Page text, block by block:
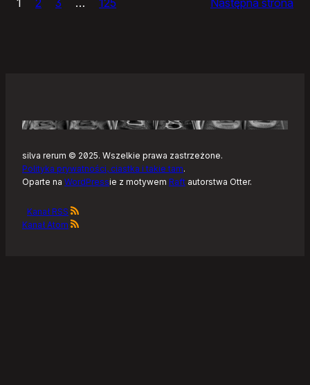
–
Linuksa
silva rerum © 2025. Wszelkie prawa zastrzeżone.
Polityka prywatności, ciastka i takie tam.
Oparte na WordPressie z motywem Raft autorstwa Otter.
Kanał RSS
Kanał Atom